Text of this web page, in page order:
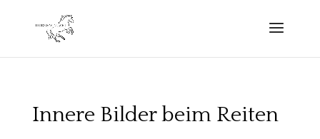
Innere Bilder beim Reiten